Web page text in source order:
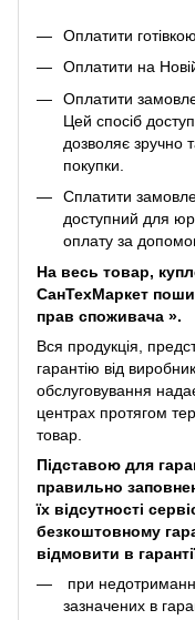
Оплатити
Оплатити на
Оплатити
Цей спосіб
дозволяє зручно
покупки.
Сплатити
доступний для
оплату за
На весь товар,
СанТехМаркет
прав споживача ».
Вся продукція,
гарантію від
обслуговування
центрах протягом
товар.
Підставою для
правильно
їх відсутності
безкоштовному
відмовити в
при
зазначених в